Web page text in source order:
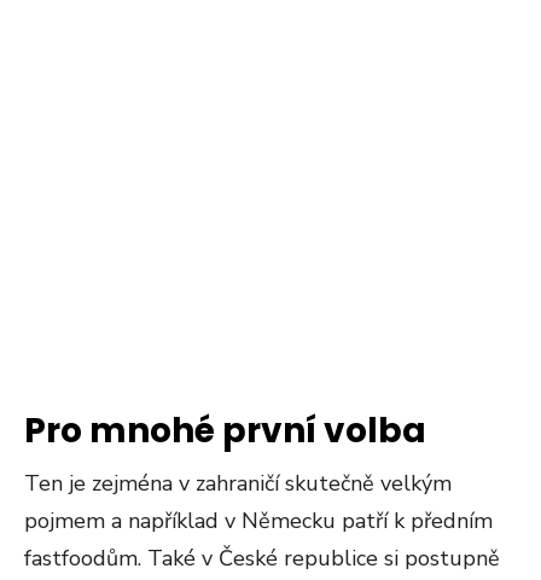
Pro mnohé první volba
Ten je zejména v zahraničí skutečně velkým
pojmem a například v Německu patří k předním
fastfoodům. Také v České republice si postupně